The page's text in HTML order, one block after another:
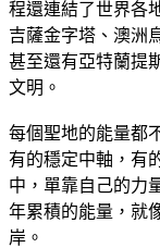
程還連結了世界各
吉薩金字塔、澳洲
甚至還有亞特蘭提
文明。
每個聖地的能量都
有的穩定中軸，有
中，單靠自己的力
年累積的能量，就
岸。